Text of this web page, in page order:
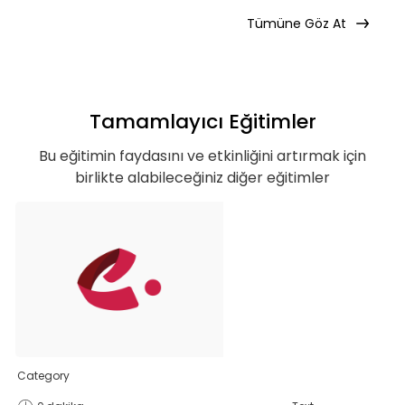
Tümüne Göz At
Tamamlayıcı Eğitimler
Bu eğitimin faydasını ve etkinliğini artırmak için
birlikte alabileceğiniz diğer eğitimler
Category
avantajlı bir şekilde erişebilirsin.
Basic
kapsar.